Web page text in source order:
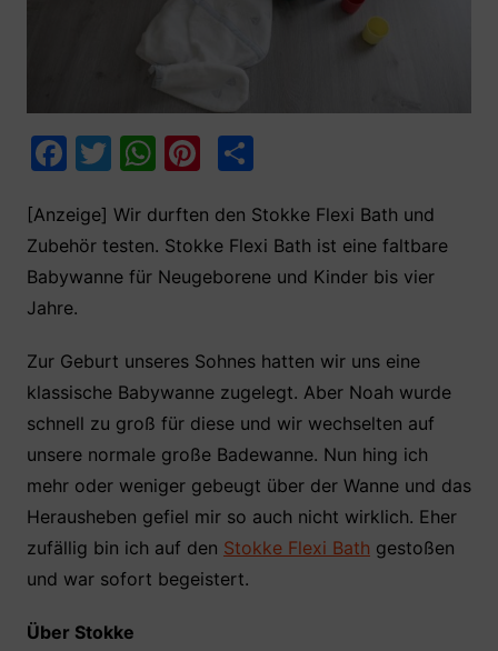
F
c
e
b
o
k
T
itt
er
W
at
s
A
p
Pi
er
e
st
T
le
n
[Anzeige] Wir durften den Stokke Flexi Bath und
Zubehör testen. Stokke Flexi Bath ist eine faltbare
Babywanne für Neugeborene und Kinder bis vier
Jahre.
Zur Geburt unseres Sohnes hatten wir uns eine
klassische Babywanne zugelegt. Aber Noah wurde
schnell zu groß für diese und wir wechselten auf
unsere normale große Badewanne. Nun hing ich
mehr oder weniger gebeugt über der Wanne und das
Herausheben gefiel mir so auch nicht wirklich. Eher
zufällig bin ich auf den Stokke Flexi Bath gestoßen
und war sofort begeistert.
Über Stokke